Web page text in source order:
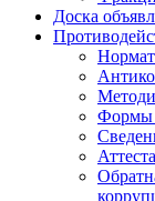
Доска
Формы